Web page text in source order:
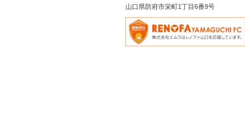
山口県防府市栄町1丁目6番9号